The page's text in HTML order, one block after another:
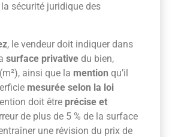
sécurité juridique des
, le vendeur doit indiquer dans
surface privative du bien,
(m²), ainsi que la mention qu’il
mesurée selon la loi
doit être précise et
de plus de 5 % de la surface
une révision du prix de